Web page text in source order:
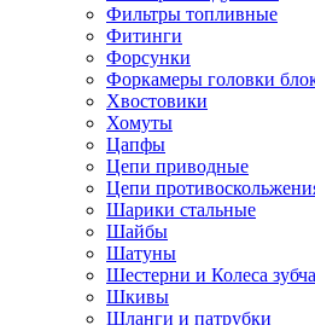
Фильтры топливные
Фитинги
Форсунки
Форкамеры головки
Хвостовики
Хомуты
Цапфы
Цепи приводные
Цепи
Шарики стальные
Шайбы
Шатуны
Шестерни и Колеса
Шкивы
Шланги и патрубки